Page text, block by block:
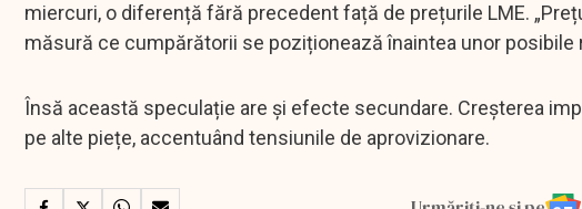
miercuri, o diferență fără precedent față de prețurile LME.
măsură ce cumpărătorii se poziționează înaintea unor posibile
Însă această speculație are și efecte secundare. Creșterea
pe alte piețe, accentuând tensiunile de aprovizionare.